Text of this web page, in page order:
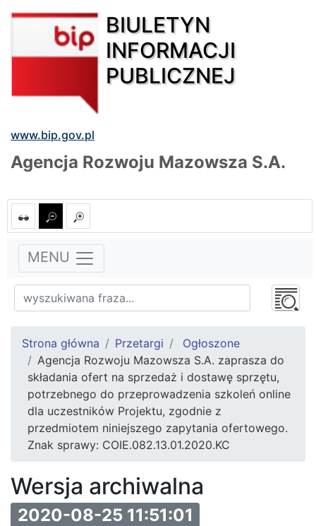
BIULETYN
INFORMACJI
PUBLICZNEJ
www.bip.gov.pl
Agencja Rozwoju Mazowsza S.A.
MENU
Strona główna Przetargi
Ogłoszone
Agencja Rozwoju Mazowsza S.A. zaprasza do
składania ofert na sprzedaż i dostawę sprzętu,
potrzebnego do przeprowadzenia szkoleń online
dla uczestników Projektu, zgodnie z
przedmiotem niniejszego zapytania ofertowego.
Znak sprawy: COIE.082.13.01.2020.KC
Wersja archiwalna
2020-08-25 11:51:01